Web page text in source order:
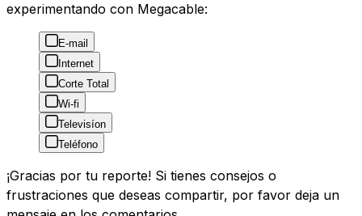
experimentando con Megacable:
E-mail
Internet
Corte Total
Wi-fi
Televisíon
Teléfono
¡Gracias por tu reporte! Si tienes consejos o
frustraciones que deseas compartir, por favor deja un